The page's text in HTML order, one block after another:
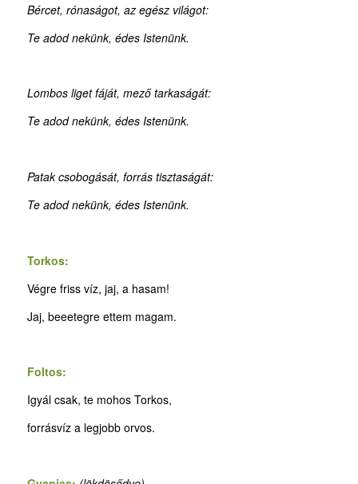
Bércet, rónaságot, az egész világot:
Te adod nekünk, édes Istenünk.
Lombos liget fáját, mező tarkaságát:
Te adod nekünk, édes Istenünk.
Patak csobogását, forrás tisztaságát:
Te adod nekünk, édes Istenünk.
Torkos:
Végre friss víz, jaj, a hasam!
Jaj, beeetegre ettem magam.
Foltos:
Igyál csak, te mohos Torkos,
forrásvíz a legjobb orvos.